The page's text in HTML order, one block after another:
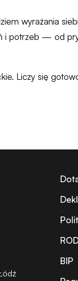
wyrażania
potrzeb — od
Liczy się
BIP